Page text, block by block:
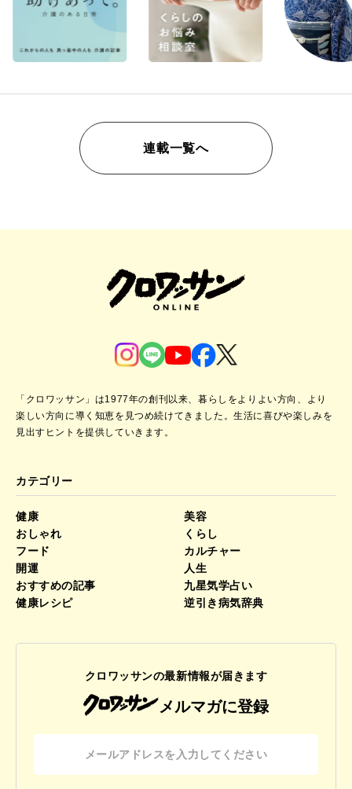
連載一覧へ
「クロワッサン」は1977年の創刊以来、暮らしをよりよい方向、より
楽しい方向に導く知恵を見つめ続けてきました。生活に喜びや楽しみを
見出すヒントを提供していきます。
カテゴリー
健康
美容
おしゃれ
くらし
フード
カルチャー
開運
人生
おすすめの記事
九星気学占い
健康レシピ
逆引き病気辞典
クロワッサンの最新情報が届きます
メルマガに登録